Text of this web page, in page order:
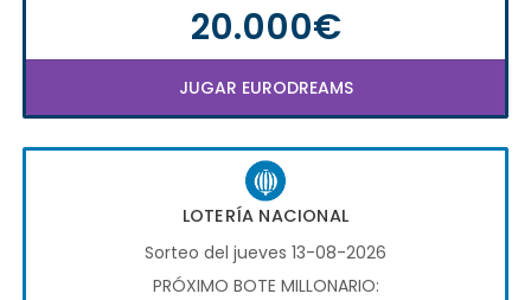
20.000€
JUGAR EURODREAMS
LOTERÍA NACIONAL
Sorteo del jueves 13-08-2026
PRÓXIMO BOTE MILLONARIO: